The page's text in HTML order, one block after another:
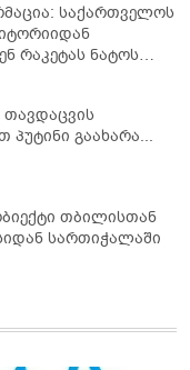
საქართველოს
რაკეტას ნატოს
თავდაცვის
პუტინი გაახარა...
თბილისთან
ახლოს ანუ კოსმოსიდან სართიჭალაში